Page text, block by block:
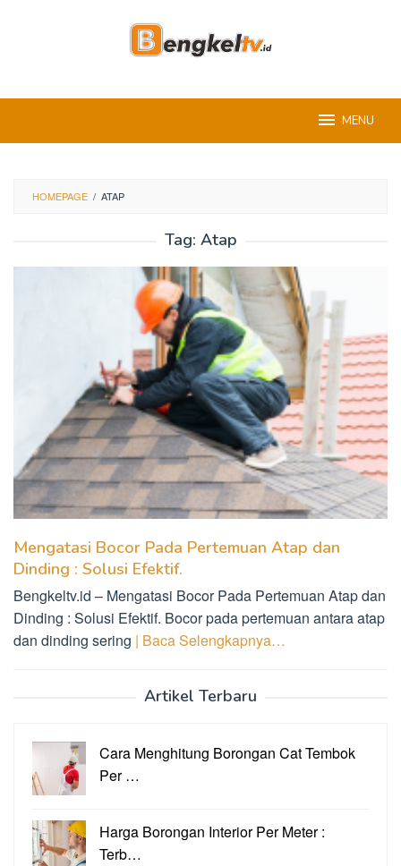
MENU
HOMEPAGE / ATAP
Tag: Atap
Mengatasi Bocor Pada Pertemuan Atap dan
Dinding : Solusi Efektif.
Bengkeltv.id – Mengatasi Bocor Pada Pertemuan Atap dan
Dinding : Solusi Efektif. Bocor pada pertemuan antara atap
dan dinding sering | Baca Selengkapnya…
Artikel Terbaru
Cara Menghitung Borongan Cat Tembok
Per …
Harga Borongan Interior Per Meter :
Terb…